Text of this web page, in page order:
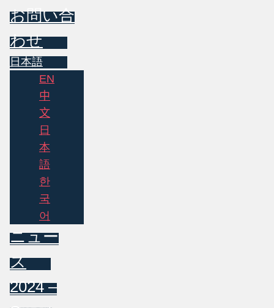
お問い合
わせ
日本語
EN
中
文
日
本
語
한
국
어
ニュー
ス
2024 –